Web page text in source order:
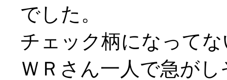
でした。
チェック柄になって
ＷＲさん一人で急が